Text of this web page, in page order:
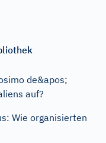
de&apos;
auf?
Wie organisierten